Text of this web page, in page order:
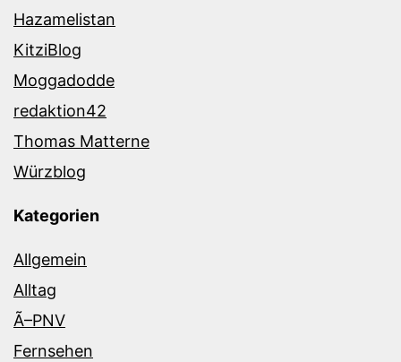
Hazamelistan
KitziBlog
Moggadodde
redaktion42
Thomas Matterne
Würzblog
Kategorien
Allgemein
Alltag
Ã–PNV
Fernsehen